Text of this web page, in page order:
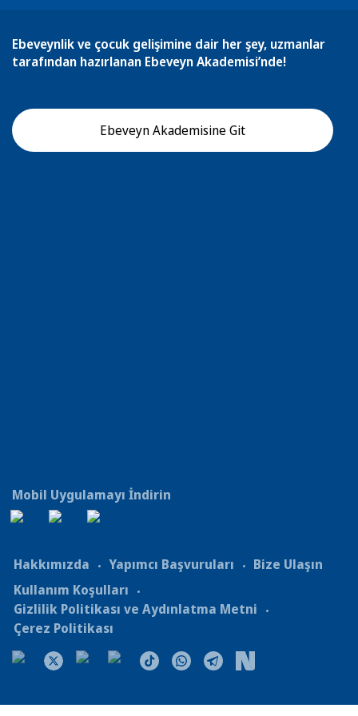
Ebeveynlik ve çocuk gelişimine dair her şey, uzmanlar
tarafından hazırlanan Ebeveyn Akademisi’nde!
Ebeveyn Akademisine Git
Mobil Uygulamayı İndirin
Hakkımızda Yapımcı Başvuruları
Bize Ulaşın
Kullanım Koşulları
Gizlilik Politikası ve Aydınlatma Metni
Çerez Politikası